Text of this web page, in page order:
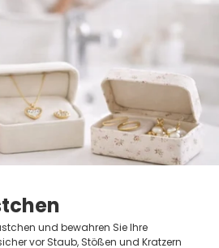
und bewahren Sie Ihre
vor Staub, Stößen und Kratzern